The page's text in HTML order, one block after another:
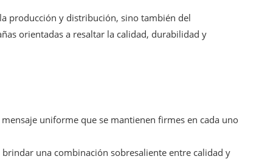
producción y distribución, sino también del
orientadas a resaltar la calidad, durabilidad y
uniforme que se mantienen firmes en cada uno
una combinación sobresaliente entre calidad y